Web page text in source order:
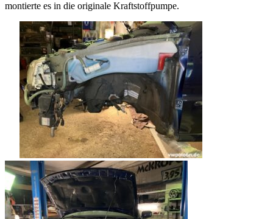
montierte es in die originale Kraftstoffpumpe.